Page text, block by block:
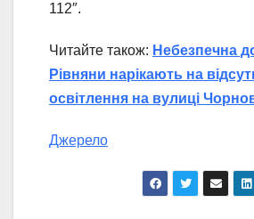
112″.
Читайте також: Небезпечна
Рівняни нарікають на
освітлення на вулиці
Джерело